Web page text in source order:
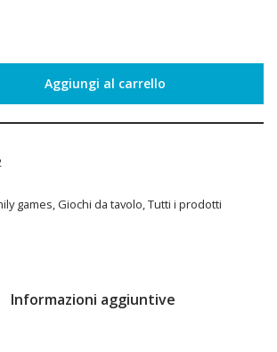
Aggiungi al carrello
games,Giochi da tavolo,Tutti i prodotti
Informazioni aggiuntive